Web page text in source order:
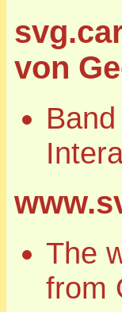
von
The
from